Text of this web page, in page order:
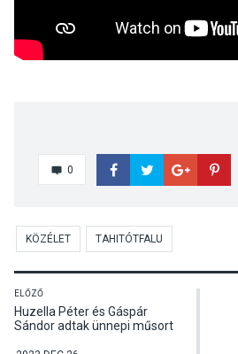
0
KÖZÉLET TAHITÓTFALU
ELŐZŐ
Huzella Péter és Gáspár
Sándor adtak ünnepi műsort